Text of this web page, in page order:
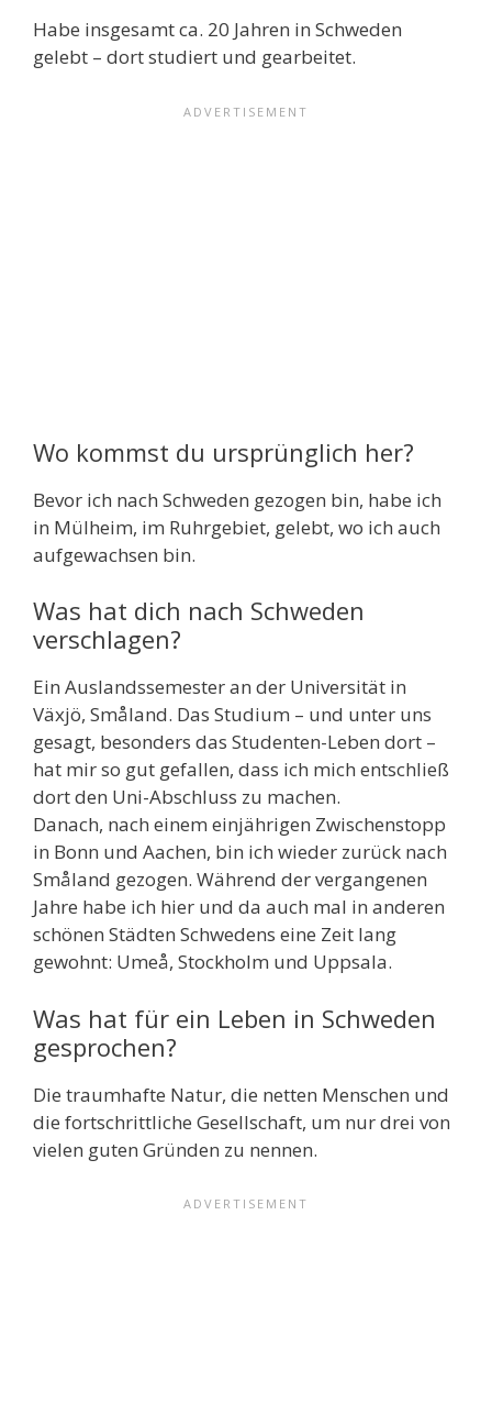
Habe insgesamt ca. 20 Jahren in Schweden
gelebt – dort studiert und gearbeitet.
Wo kommst du ursprünglich her?
Bevor ich nach Schweden gezogen bin, habe ich
in Mülheim, im Ruhrgebiet, gelebt, wo ich auch
aufgewachsen bin.
Was hat dich nach Schweden
verschlagen?
Ein Auslandssemester an der Universität in
Växjö, Småland. Das Studium – und unter uns
gesagt, besonders das Studenten-Leben dort –
hat mir so gut gefallen, dass ich mich entschließ
dort den Uni-Abschluss zu machen.
Danach, nach einem einjährigen Zwischenstopp
in Bonn und Aachen, bin ich wieder zurück nach
Småland gezogen. Während der vergangenen
Jahre habe ich hier und da auch mal in anderen
schönen Städten Schwedens eine Zeit lang
gewohnt: Umeå, Stockholm und Uppsala.
Was hat für ein Leben in Schweden
gesprochen?
Die traumhafte Natur, die netten Menschen und
die fortschrittliche Gesellschaft, um nur drei von
vielen guten Gründen zu nennen.